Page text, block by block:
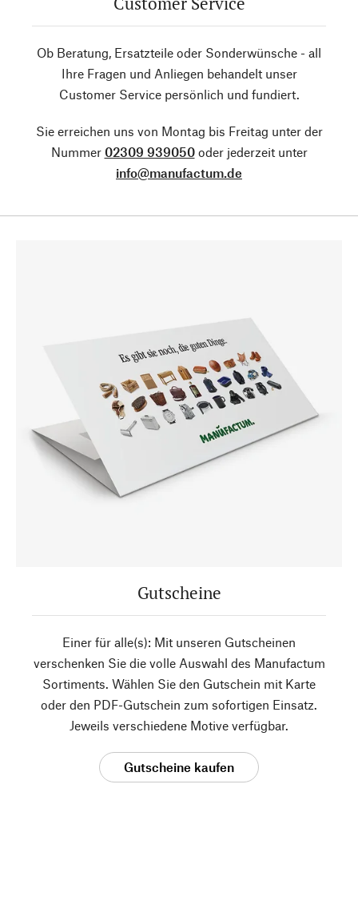
Ob Beratung, Ersatzteile oder Sonderwünsche - all
Ihre Fragen und Anliegen behandelt unser
Customer Service persönlich und fundiert.
Sie erreichen uns von Montag bis Freitag unter der
Nummer 02309 939050oder jederzeit unter
info@manufactum.de
Gutscheine
Einer für alle(s): Mit unseren Gutscheinen
verschenken Sie die volle Auswahl des Manufactum
Sortiments. Wählen Sie den Gutschein mit Karte
oder den PDF-Gutschein zum sofortigen Einsatz.
Jeweils verschiedene Motive verfügbar.
Gutscheine kaufen